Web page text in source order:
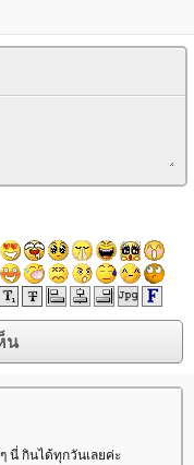
นี่ กินได้ทุกวันเลยค่ะ